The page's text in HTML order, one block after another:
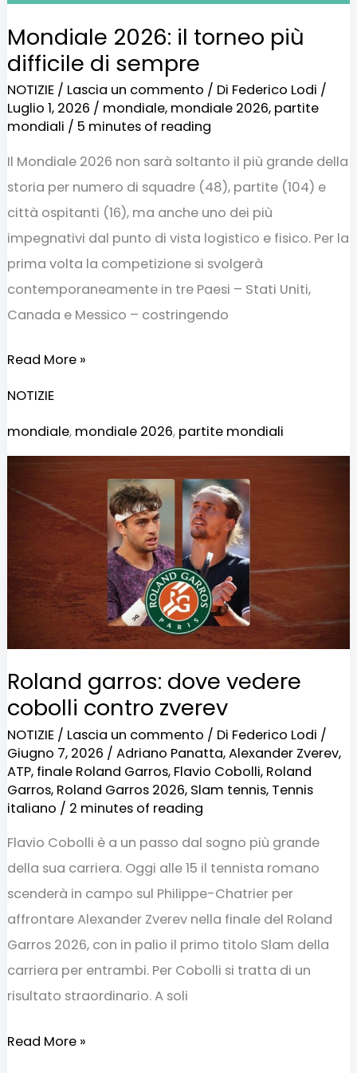
Mondiale 2026: il torneo più
difficile di sempre
NOTIZIE/ Lascia un commento / Di Federico Lodi /
Luglio 1, 2026 / mondiale, mondiale 2026, partite
mondiali / 5 minutes of reading
Il Mondiale 2026 non sarà soltanto il più grande della
storia per numero di squadre (48), partite (104) e
città ospitanti (16), ma anche uno dei più
impegnativi dal punto di vista logistico e fisico. Per la
prima volta la competizione si svolgerà
contemporaneamente in tre Paesi – Stati Uniti,
Canada e Messico – costringendo
Read More »
NOTIZIE
mondiale, mondiale 2026, partite mondiali
Roland garros: dove vedere
cobolli contro zverev
NOTIZIE/ Lascia un commento / Di Federico Lodi /
Giugno 7, 2026 / Adriano Panatta,Alexander Zverev,
ATP, finale Roland Garros, Flavio Cobolli, Roland
Garros, Roland Garros 2026, Slam tennis, Tennis
italiano / 2 minutes of reading
Flavio Cobolli è a un passo dal sogno più grande
della sua carriera. Oggi alle 15 il tennista romano
scenderà in campo sul Philippe-Chatrier per
affrontare Alexander Zverev nella finale del Roland
Garros 2026, con in palio il primo titolo Slam della
carriera per entrambi. Per Cobolli si tratta di un
risultato straordinario. A soli
garros:
cobolli
contro
zverev
Read More »